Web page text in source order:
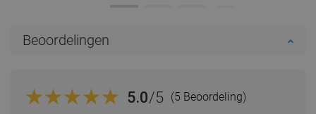
Beoordelingen
5.0/5 (5 Beoordeling)